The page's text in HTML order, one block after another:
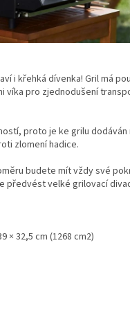
i křehká dívenka! Gril má
víka pro zjednodušení
proto je ke grilu
zlomení hadice.
budete mít vždy své
předvést velké grilovací
× 32,5 cm (1268 cm2)